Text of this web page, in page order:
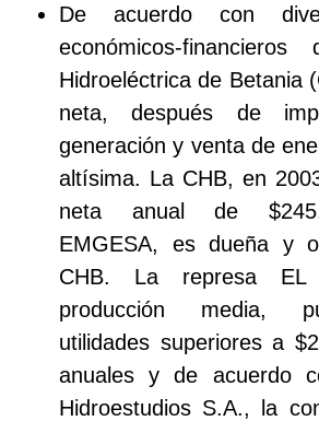
De acuerdo con
económicos-
Hidroeléctrica de Betania
neta, después de
generación y venta de
altísima. La CHB, en
neta anual de
EMGESA, es dueña y
CHB. La represa EL
producción media,
utilidades superiores a
anuales y de acuerdo
Hidroestudios S.A., la